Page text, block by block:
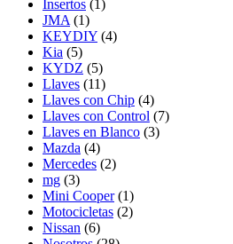
Insertos (1)
JMA (1)
KEYDIY (4)
Kia (5)
KYDZ (5)
Llaves (11)
Llaves con Chip (4)
Llaves con Control (7)
Llaves en Blanco (3)
Mazda (4)
Mercedes (2)
mg (3)
Mini Cooper (1)
Motocicletas (2)
Nissan (6)